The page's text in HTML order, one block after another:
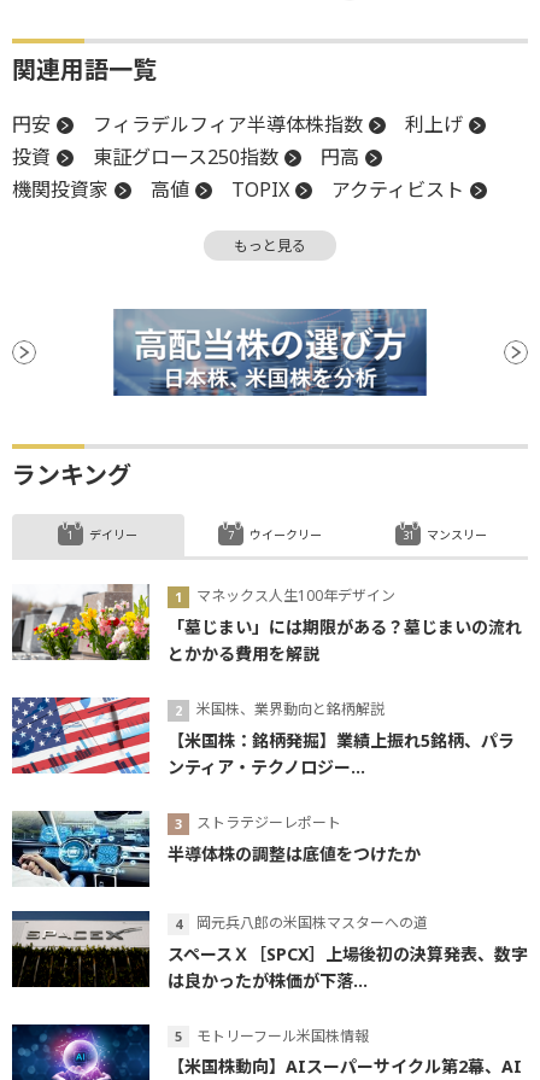
関連用語一覧
円安 フィラデルフィア半導体株指数
利上げ
投資
東証グロース250指数
円高
機関投資家
高値 TOPIX
アクティビスト
引け 上値
下値 新興市場
前引け
底
続落 調整 日銀
反落
ファンド 安値 有効求人倍率
もっと見る
ランキング
デイリー
マネックス人生100年デザイン
「墓じまい」には期限がある？墓じまいの流れ
とかかる費用を解説
米国株、業界動向と銘柄解説
【米国株：銘柄発掘】業績上振れ5銘柄、パラ
ンティア・テクノロジー...
ストラテジーレポート
半導体株の調整は底値をつけたか
岡元兵八郎の米国株マスターへの道
スペースＸ［SPCX］上場後初の決算発表、数字
は良かったが株価が下落...
モトリーフール米国株情報
【米国株動向】AIスーパーサイクル第2幕、AI
ウイークリー マンスリー